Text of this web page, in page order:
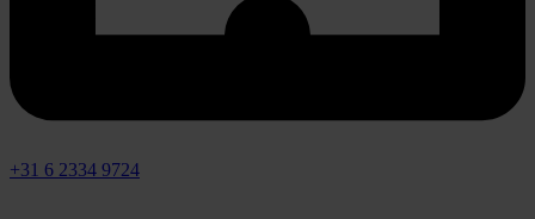
+31 6 2334 9724